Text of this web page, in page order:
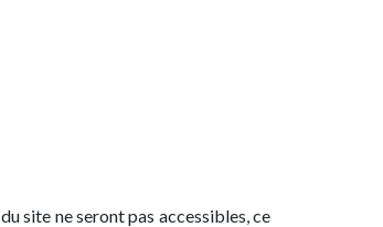
site ne seront pas accessibles, ce